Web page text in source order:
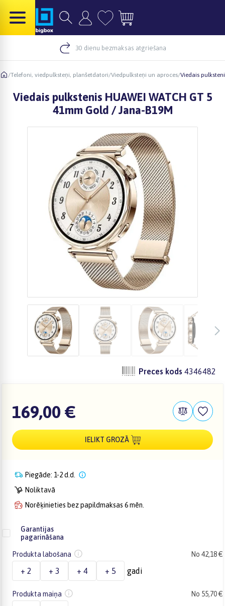
30 dienu bezmaksas atgriešana
/Telefoni, viedpulksteņi, planšetdatori/Viedpulksteņi un aproces/Viedais
Viedais pulkstenis HUAWEI WATCH GT 5
41mm Gold / Jana-B19M
Preces kods 4346482
169,00 €
IELIKT GROZĀ
Piegāde: 1-2 d.d.
Noliktavā
Norēķinieties bez papildmaksas 6 mēn.
Garantijas
pagarināšana
Produkta labošana No 42,18 €
+ 2 + 3 + 4 + 5 gadi
Produkta maiņa No 55,70 €